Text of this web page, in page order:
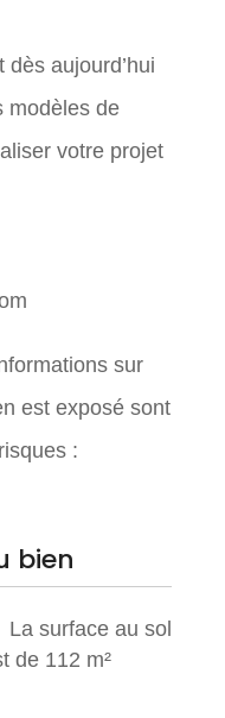
aujourd’hui
modèles de
votre projet
sur
est exposé sont
:
bien
La surface au sol
de 112 m²